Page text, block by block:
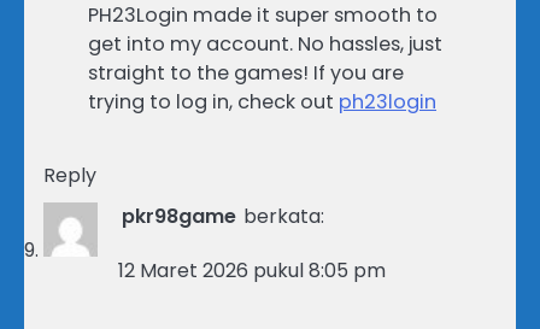
PH23Login made it super smooth to
get into my account. No hassles, just
straight to the games! If you are
trying to log in, check out ph23login
Reply
pkr98game berkata:
12 Maret 2026 pukul 8:05 pm